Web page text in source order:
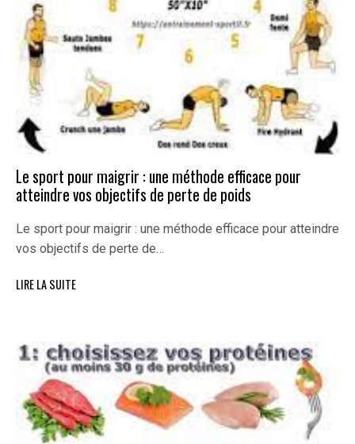
Le sport pour maigrir : une méthode efficace pour
atteindre vos objectifs de perte de poids
Le sport pour maigrir : une méthode efficace pour atteindre
vos objectifs de perte de…
LIRE LA SUITE